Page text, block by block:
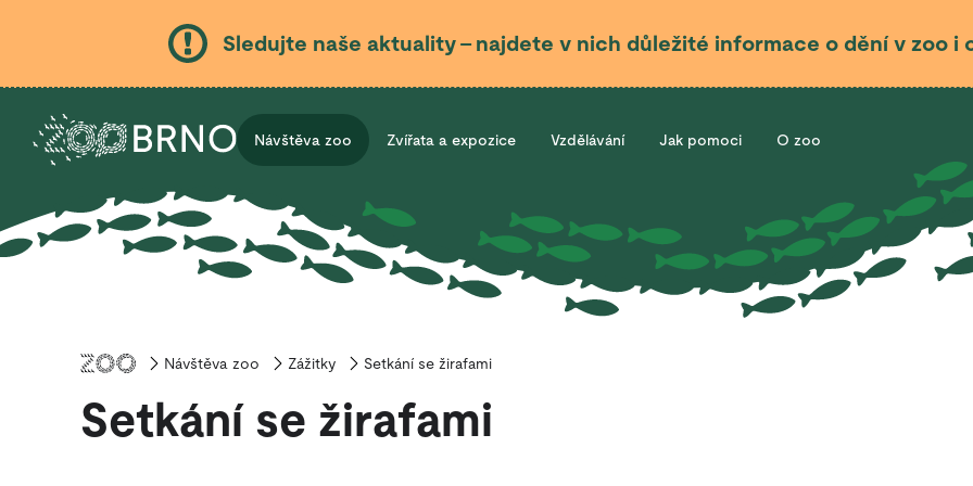
Sledujte naše aktuality – najdete v nich důležité informace o dění v zoo i
Návštěva zoo Zvířata a expozice Vzdělávání Jak pomoci O zoo
Úvod
Návštěva zoo Zážitky Setkání se žirafami
Setkání se žirafami